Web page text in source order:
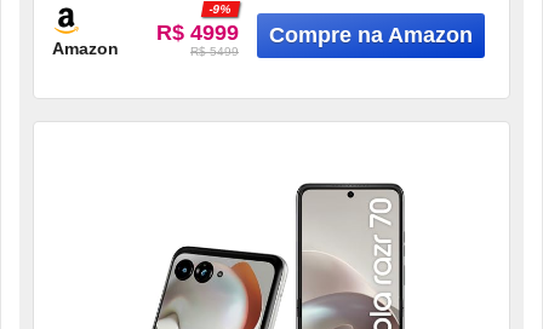
Amazon
R$ 4999
-9%
R$ 5499